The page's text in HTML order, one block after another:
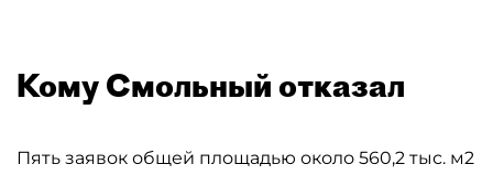
Кому Смольный отказал
Пять заявок общей площадью около 560,2 тыс. м2